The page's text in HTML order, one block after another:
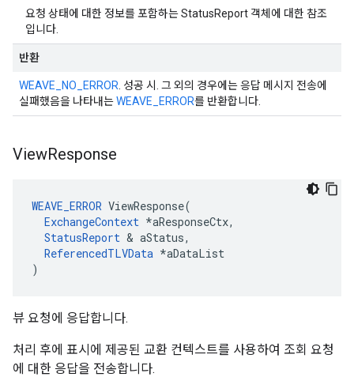
요청 상태에 대한 정보를 포함하는 StatusReport 객체에 대한 참조
입니다.
반환
WEAVE_NO_ERROR . 성공 시. 그 외의 경우에는 응답 메시지 전송에
실패했음을 나타내는WEAVE_ERROR를 반환합니다.
ViewResponse
WEAVE_ERROR ViewResponse(
ExchangeContext *aResponseCtx,
StatusReport & aStatus,
ReferencedTLVData *aDataList
)
뷰 요청에 응답합니다.
처리 후에 표시에 제공된 교환 컨텍스트를 사용하여 조회 요청
에 대한 응답을 전송합니다.